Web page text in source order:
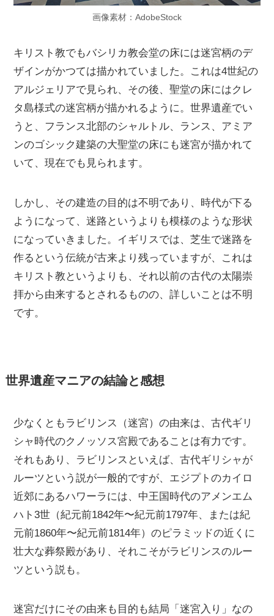
画像素材：AdobeStock
キリスト教でもバシリカ教会堂の床には迷宮柄のデ
ザインがかつては描かれていました。これは4世紀の
アルジェリアで見られ、その後、聖堂の床にはクレ
タ島様式の迷宮柄が描かれるように。世界遺産でい
うと、フランス北部のシャルトル、ランス、アミア
ンのゴシック建築の大聖堂の床にも迷宮が描かれて
いて、現在でも見られます。
しかし、その建造の目的は不明であり、時代が下る
ようになって、迷路というよりも模様のような形状
になっていきました。イギリスでは、芝生で迷路を
作るという伝統が古来より残っていますが、これは
キリスト教というよりも、それ以前の古代の太陽崇
拝から由来するとされるものの、詳しいことは不明
です。
世界遺産マニアの結論と感想
少なくともラビリンス（迷宮）の由来は、古代ギリ
シャ時代のクノッソス宮殿であることは有力です。
それもあり、ラビリンスといえば、古代ギリシャが
ルーツという説が一般的ですが、エジプトのカイロ
近郊にあるハワーラには、中王国時代のアメンエム
ハト3世（紀元前1842年〜紀元前1797年、または紀
元前1860年〜紀元前1814年）のピラミッドの近くに
壮大な葬祭殿があり、それこそがラビリンスのルー
ツという説も。
迷宮だけにその由来も目的も結局「迷宮入り」なの